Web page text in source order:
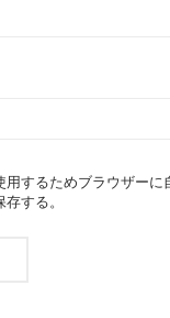
用するためブラウザーに
する。